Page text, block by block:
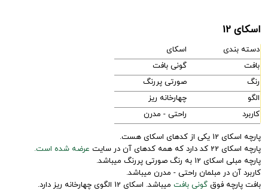
اسکای 12
دسته بندی
اسکای
بافت
گونی بافت
رنگ
صورتی پررنگ
الگو
چهارخانه ریز
کاربرد
راحتی - مدرن
پارچه اسکای 12 یکی از کدهای اسکای هست.
پارچه اسکای 22 کد دارد که همه کدهای آن در سایت
عرضه شده است.
پارچه مبلی اسکای 12 به رنگ صورتی پررنگ میباشد.
کاربرد آن در مبلمان راحتی - مدرن میباشد.
بافت پارچه فوق گونی بافت میباشد. اسکای 12 الگوی چهارخانه ریز دارد.